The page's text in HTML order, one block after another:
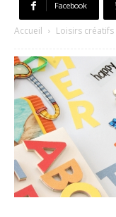
Facebook
Accueil Loisirs créatifs